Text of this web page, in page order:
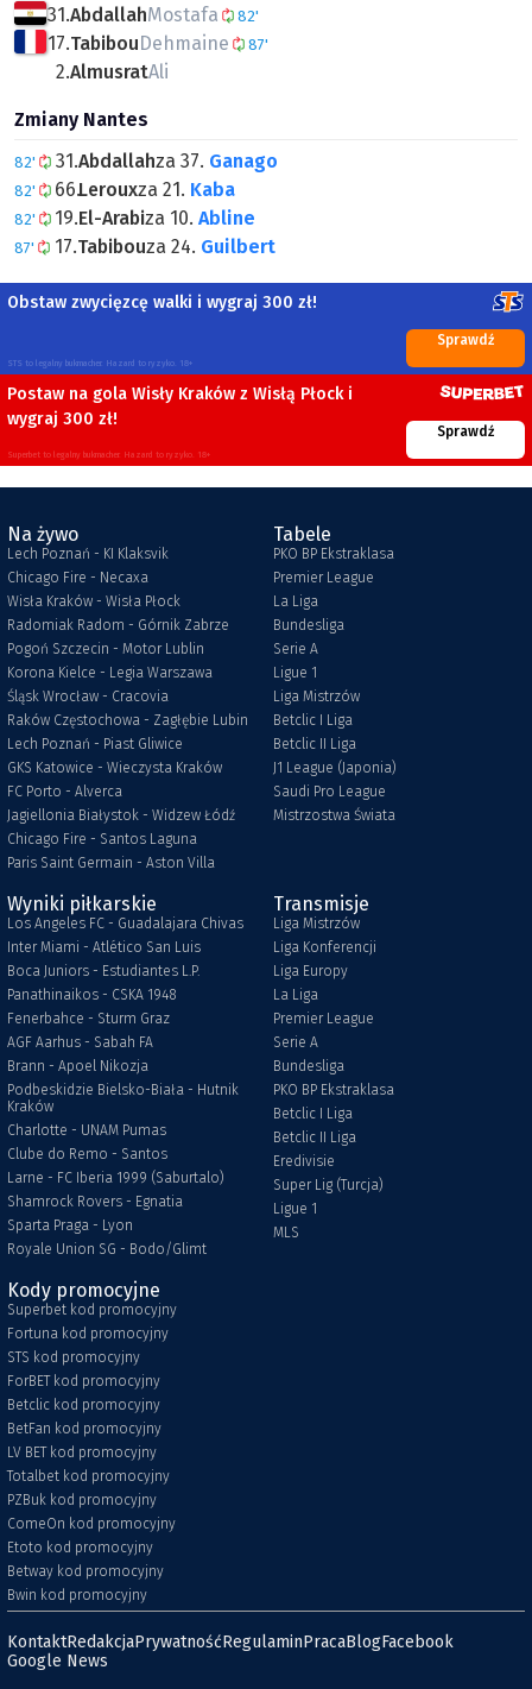
31.AbdallahMostafa 82'
17.TabibouDehmaine 87'
2.AlmusratAli
Zmiany Nantes
82' 31.Abdallahza 37. Ganago
82' 66.Lerouxza 21. Kaba
82' 19.El-Arabiza 10. Abline
87' 17.Tabibouza 24. Guilbert
Obstaw zwycięzcę walki i wygraj 300 zł!
STS to legalny bukmacher. Hazard to ryzyko. 18+
Sprawdź
Postaw na gola Wisły Kraków z Wisłą Płock i
wygraj 300 zł!
Superbet to legalny bukmacher. Hazard to ryzyko. 18+
Sprawdź
Na żywo
Lech Poznań - KI Klaksvik
Chicago Fire - Necaxa
Wisła Kraków - Wisła Płock
Radomiak Radom - Górnik Zabrze
Pogoń Szczecin - Motor Lublin
Korona Kielce - Legia Warszawa
Śląsk Wrocław - Cracovia
Raków Częstochowa - Zagłębie Lubin
Lech Poznań - Piast Gliwice
GKS Katowice - Wieczysta Kraków
FC Porto - Alverca
Jagiellonia Białystok - Widzew Łódź
Chicago Fire - Santos Laguna
Paris Saint Germain - Aston Villa
Tabele
PKO BP Ekstraklasa
Premier League
La Liga
Bundesliga
Serie A
Ligue 1
Liga Mistrzów
Betclic I Liga
Betclic II Liga
J1 League (Japonia)
Saudi Pro League
Mistrzostwa Świata
Wyniki piłkarskie
Los Angeles FC - Guadalajara Chivas
Inter Miami - Atlético San Luis
Boca Juniors - Estudiantes L.P.
Panathinaikos - CSKA 1948
Fenerbahce - Sturm Graz
AGF Aarhus - Sabah FA
Brann - Apoel Nikozja
Podbeskidzie Bielsko-Biała - Hutnik
Kraków
Charlotte - UNAM Pumas
Clube do Remo - Santos
Larne - FC Iberia 1999 (Saburtalo)
Shamrock Rovers - Egnatia
Sparta Praga - Lyon
Royale Union SG - Bodo/Glimt
Transmisje
Liga Mistrzów
Liga Konferencji
Liga Europy
La Liga
Premier League
Serie A
Bundesliga
PKO BP Ekstraklasa
Betclic I Liga
Betclic II Liga
Eredivisie
Super Lig (Turcja)
Ligue 1
MLS
Kody promocyjne
Superbet kod promocyjny
Fortuna kod promocyjny
STS kod promocyjny
ForBET kod promocyjny
Betclic kod promocyjny
BetFan kod promocyjny
LV BET kod promocyjny
Totalbet kod promocyjny
PZBuk kod promocyjny
ComeOn kod promocyjny
Etoto kod promocyjny
Betway kod promocyjny
Bwin kod promocyjny
KontaktRedakcjaPrywatnośćRegulaminPracaBlogFacebook
Google News